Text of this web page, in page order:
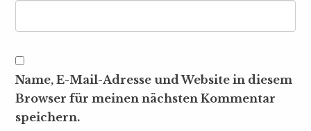
Name, E-Mail-Adresse und Website in diesem
Browser für meinen nächsten Kommentar
speichern.